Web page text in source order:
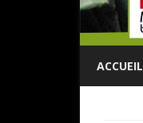
ACCUEIL